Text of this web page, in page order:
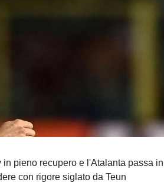
pieno recupero e l'Atalanta passa in
con rigore siglato da Teun